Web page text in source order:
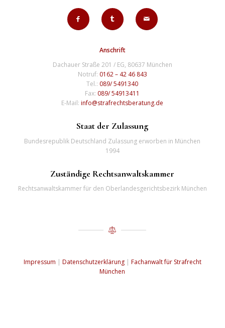
Anschrift
Dachauer Straße 201 / EG, 80637 München
Notruf: 0162 – 42 46 843
Tel.: 089/ 5491340
Fax: 089/ 54913411
E-Mail:info@strafrechtsberatung.de
Staat der Zulassung
Bundesrepublik Deutschland Zulassung erworben in München
1994
Zuständige Rechtsanwaltskammer
Rechtsanwaltskammer für den Oberlandesgerichtsbezirk München
Impressum | Datenschutzerklärung| Fachanwalt für Strafrecht
München